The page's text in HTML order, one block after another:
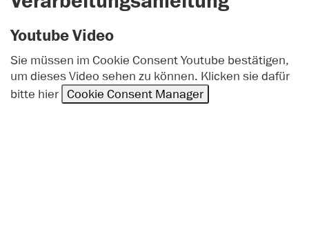
Youtube Video
Sie müssen im Cookie Consent Youtube bestätigen,
um dieses Video sehen zu können. Klicken sie dafür
bitte hier Cookie Consent Manager